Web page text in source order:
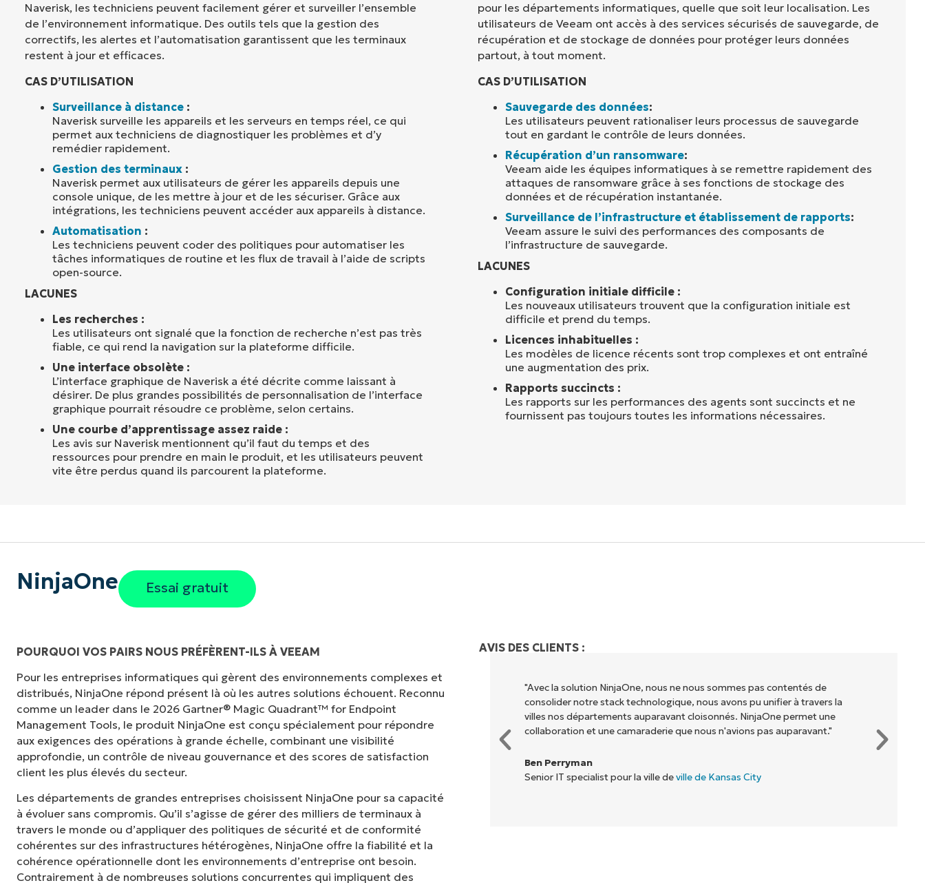
Naverisk, les techniciens peuvent facilement gérer et surveiller l’ensemble
de l’environnement informatique. Des outils tels que la gestion des
correctifs, les alertes et l’automatisation garantissent que les terminaux
restent à jour et efficaces.
CAS D’UTILISATION
Surveillance à distance :
Naverisk surveille les appareils et les serveurs en temps réel, ce qui
permet aux techniciens de diagnostiquer les problèmes et d’y
remédier rapidement.
Gestion des terminaux :
Naverisk permet aux utilisateurs de gérer les appareils depuis une
console unique, de les mettre à jour et de les sécuriser. Grâce aux
intégrations, les techniciens peuvent accéder aux appareils à distance.
Automatisation :
Les techniciens peuvent coder des politiques pour automatiser les
tâches informatiques de routine et les flux de travail à l’aide de scripts
open-source.
LACUNES
Les recherches :
Les utilisateurs ont signalé que la fonction de recherche n’est pas très
fiable, ce qui rend la navigation sur la plateforme difficile.
Une interface obsolète :
L’interface graphique de Naverisk a été décrite comme laissant à
désirer. De plus grandes possibilités de personnalisation de l’interface
graphique pourrait résoudre ce problème, selon certains.
Une courbe d’apprentissage assez raide :
Les avis sur Naverisk mentionnent qu’il faut du temps et des
ressources pour prendre en main le produit, et les utilisateurs peuvent
vite être perdus quand ils parcourent la plateforme.
pour les départements informatiques, quelle que soit leur localisation. Les
utilisateurs de Veeam ont accès à des services sécurisés de sauvegarde, de
récupération et de stockage de données pour protéger leurs données
partout, à tout moment.
CAS D’UTILISATION
Sauvegarde des données:
Les utilisateurs peuvent rationaliser leurs processus de sauvegarde
tout en gardant le contrôle de leurs données.
Récupération d’un ransomware:
Veeam aide les équipes informatiques à se remettre rapidement des
attaques de ransomware grâce à ses fonctions de stockage des
données et de récupération instantanée.
Surveillance de l’infrastructure et établissement de rapports:
Veeam assure le suivi des performances des composants de
l’infrastructure de sauvegarde.
LACUNES
Configuration initiale difficile :
Les nouveaux utilisateurs trouvent que la configuration initiale est
difficile et prend du temps.
Licences inhabituelles :
Les modèles de licence récents sont trop complexes et ont entraîné
une augmentation des prix.
Rapports succincts :
Les rapports sur les performances des agents sont succincts et ne
fournissent pas toujours toutes les informations nécessaires.
NinjaOne Essai gratuit
POURQUOI VOS PAIRS NOUS PRÉFÈRENT-ILS À VEEAM
Pour les entreprises informatiques qui gèrent des environnements complexes et
distribués, NinjaOne répond présent là où les autres solutions échouent. Reconnu
comme un leader dans le 2026 Gartner® Magic Quadrant™ for Endpoint
Management Tools, le produit NinjaOne est conçu spécialement pour répondre
aux exigences des opérations à grande échelle, combinant une visibilité
approfondie, un contrôle de niveau gouvernance et des scores de satisfaction
client les plus élevés du secteur.
Les départements de grandes entreprises choisissent NinjaOne pour sa capacité
à évoluer sans compromis. Qu’il s’agisse de gérer des milliers de terminaux à
travers le monde ou d’appliquer des politiques de sécurité et de conformité
cohérentes sur des infrastructures hétérogènes, NinjaOne offre la fiabilité et la
cohérence opérationnelle dont les environnements d’entreprise ont besoin.
Contrairement à de nombreuses solutions concurrentes qui impliquent des
AVIS DES CLIENTS :
"Auparavant, j'avais besoin de 10 à 15 outils différents pour exécuter ce que
NinjaOne fait dans son panneau de contrôle centralisé." NinjaOne rend la vie
tellement plus facile."
Ernie Turner
Directeur informatique chezVetcor
"Avec la solution NinjaOne, nous ne nous sommes pas contentés de
consolider notre stack technologique, nous avons pu unifier à travers la
villes nos départements auparavant cloisonnés. NinjaOne permet une
collaboration et une camaraderie que nous n'avions pas auparavant."
Ben Perryman
Senior IT specialist pour la ville deville de Kansas City
Company